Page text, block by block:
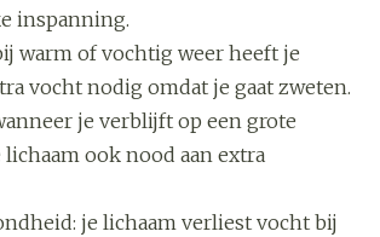
inspanning.
warm of vochtig weer heeft je
vocht nodig omdat je gaat zweten.
je verblijft op een grote
ook nood aan extra
je lichaam verliest vocht bij